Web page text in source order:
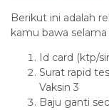
Berikut ini adalah
kamu bawa
Id card (ktp/
Surat rapid
Vaksin 3
Baju ganti